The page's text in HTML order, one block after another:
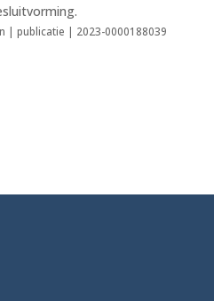
| publicatie | 2023-0000188039